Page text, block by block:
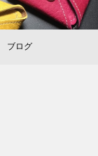
ブログ